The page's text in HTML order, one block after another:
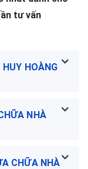
tư vấn
HOÀNG
NHÀ
CHỮA NHÀ